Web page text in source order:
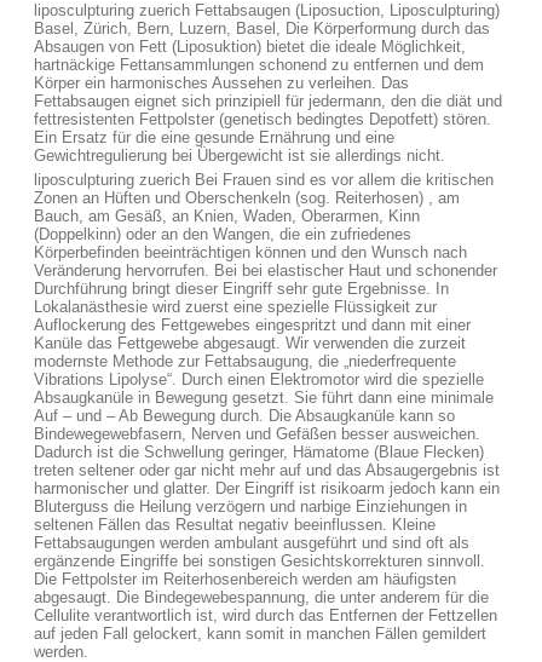
liposculpturing zuerich Fettabsaugen (Liposuction, Liposculpturing)
Basel, Zürich, Bern, Luzern, Basel, Die Körperformung durch das
Absaugen von Fett (Liposuktion) bietet die ideale Möglichkeit,
hartnäckige Fettansammlungen schonend zu entfernen und dem
Körper ein harmonisches Aussehen zu verleihen. Das
Fettabsaugen eignet sich prinzipiell für jedermann, den die diät und
fettresistenten Fettpolster (genetisch bedingtes Depotfett) stören.
Ein Ersatz für die eine gesunde Ernährung und eine
Gewichtregulierung bei Übergewicht ist sie allerdings nicht.
liposculpturing zuerich Bei Frauen sind es vor allem die kritischen
Zonen an Hüften und Oberschenkeln (sog. Reiterhosen) , am
Bauch, am Gesäß, an Knien, Waden, Oberarmen, Kinn
(Doppelkinn) oder an den Wangen, die ein zufriedenes
Körperbefinden beeinträchtigen können und den Wunsch nach
Veränderung hervorrufen. Bei bei elastischer Haut und schonender
Durchführung bringt dieser Eingriff sehr gute Ergebnisse. In
Lokalanästhesie wird zuerst eine spezielle Flüssigkeit zur
Auflockerung des Fettgewebes eingespritzt und dann mit einer
Kanüle das Fettgewebe abgesaugt. Wir verwenden die zurzeit
modernste Methode zur Fettabsaugung, die „niederfrequente
Vibrations Lipolyse“. Durch einen Elektromotor wird die spezielle
Absaugkanüle in Bewegung gesetzt. Sie führt dann eine minimale
Auf – und – Ab Bewegung durch. Die Absaugkanüle kann so
Bindewegewebfasern, Nerven und Gefäßen besser ausweichen.
Dadurch ist die Schwellung geringer, Hämatome (Blaue Flecken)
treten seltener oder gar nicht mehr auf und das Absaugergebnis ist
harmonischer und glatter. Der Eingriff ist risikoarm jedoch kann ein
Bluterguss die Heilung verzögern und narbige Einziehungen in
seltenen Fällen das Resultat negativ beeinflussen. Kleine
Fettabsaugungen werden ambulant ausgeführt und sind oft als
ergänzende Eingriffe bei sonstigen Gesichtskorrekturen sinnvoll.
Die Fettpolster im Reiterhosenbereich werden am häufigsten
abgesaugt. Die Bindegewebespannung, die unter anderem für die
Cellulite verantwortlich ist, wird durch das Entfernen der Fettzellen
auf jeden Fall gelockert, kann somit in manchen Fällen gemildert
werden.